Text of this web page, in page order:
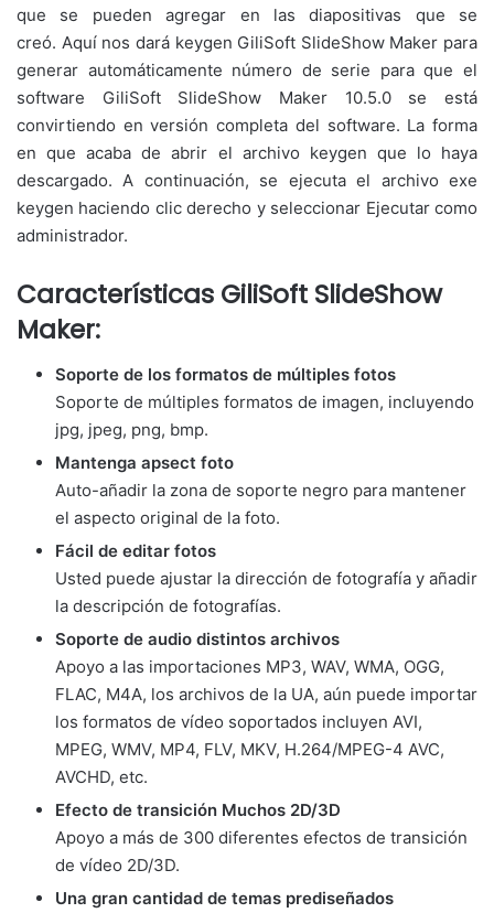
que se pueden agregar en las diapositivas que se
creó. Aquí nos dará keygen GiliSoft SlideShow Maker para
generar automáticamente número de serie para que el
software GiliSoft SlideShow Maker 10.5.0 se está
convirtiendo en versión completa del software. La forma
en que acaba de abrir el archivo keygen que lo haya
descargado. A continuación, se ejecuta el archivo exe
keygen haciendo clic derecho y seleccionar Ejecutar como
administrador.
Características GiliSoft SlideShow
Maker:
Soporte de los formatos de múltiples fotos
Soporte de múltiples formatos de imagen, incluyendo
jpg, jpeg, png, bmp.
Mantenga apsect foto
Auto-añadir la zona de soporte negro para mantener
el aspecto original de la foto.
Fácil de editar fotos
Usted puede ajustar la dirección de fotografía y añadir
la descripción de fotografías.
Soporte de audio distintos archivos
Apoyo a las importaciones MP3, WAV, WMA, OGG,
FLAC, M4A, los archivos de la UA, aún puede importar
los formatos de vídeo soportados incluyen AVI,
MPEG, WMV, MP4, FLV, MKV, H.264/MPEG-4 AVC,
AVCHD, etc.
Efecto de transición Muchos 2D/3D
Apoyo a más de 300 diferentes efectos de transición
de vídeo 2D/3D.
Una gran cantidad de temas prediseñados